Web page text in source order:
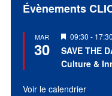
Évènements
MAR
30
Mis
en
avant
09:30 - 17:30
SAVE THE
Culture &
Voir le calendrier